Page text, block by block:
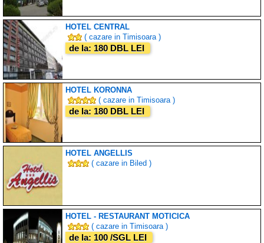
HOTEL CENTRAL
( cazare in Timisoara )
de la: 180 DBL LEI
HOTEL KORONNA
( cazare in Timisoara )
de la: 180 DBL LEI
HOTEL ANGELLIS
( cazare in Biled )
HOTEL - RESTAURANT MOTICICA
( cazare in Timisoara )
de la: 100 /SGL LEI